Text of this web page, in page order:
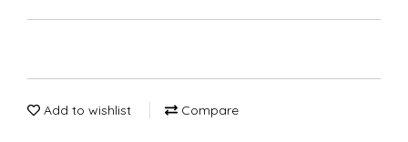
Add to wishlist Compare